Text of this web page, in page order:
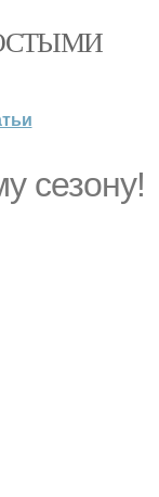
сезону!